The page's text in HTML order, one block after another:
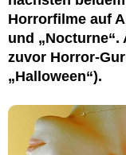
Horrorfilme auf
und
zuvor Horror-
„Halloween“).